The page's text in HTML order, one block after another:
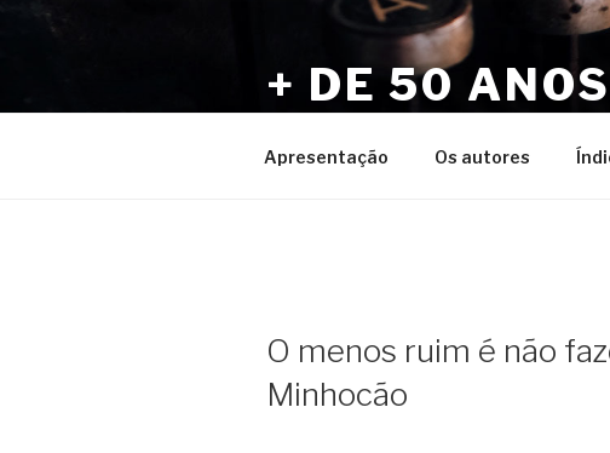
Pular
+ DE 50
Apresentação Os autores
O menos ruim é não
Minhocão